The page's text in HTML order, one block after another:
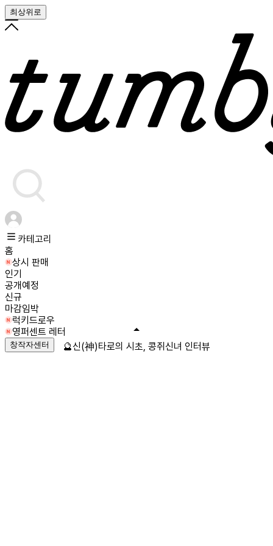
최상위로
카테고리
홈
상시 판매
인기
공개예정
신규
마감임박
럭키드로우
영퍼센트 레터
창작자센터 🔮신(神)타로의 시초, 콩쥐신녀 인터뷰